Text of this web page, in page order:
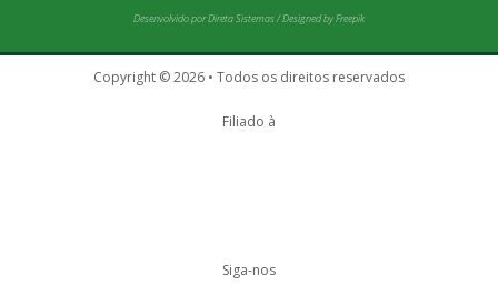
Desenvolvido porDireta Sistemas/Designed by Freepik
Copyright © 2026 • Todos os direitos reservados
Filiado à
Siga-nos